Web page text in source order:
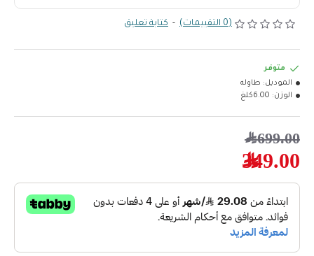
(0 التقييمات) - كتابة تعليق
349.00﷼
699.00﷼
متوفر
الموديل: طاوله
الوزن: 6.00كلغ